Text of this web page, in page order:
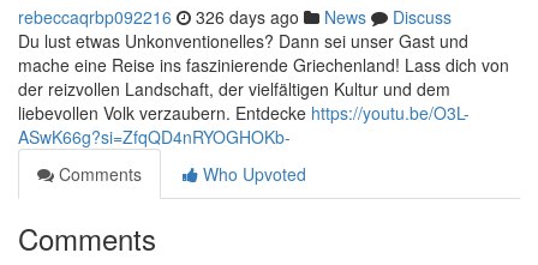
rebeccaqrbp092216 326 days ago News
Discuss
Du lust etwas Unkonventionelles? Dann sei unser Gast und
mache eine Reise ins faszinierende Griechenland! Lass dich von
der reizvollen Landschaft, der vielfältigen Kultur und dem
liebevollen Volk verzaubern. Entdecke https://youtu.be/O3L-
ASwK66g?si=ZfqQD4nRYOGHOKb-
Comments
Who Upvoted
Comments